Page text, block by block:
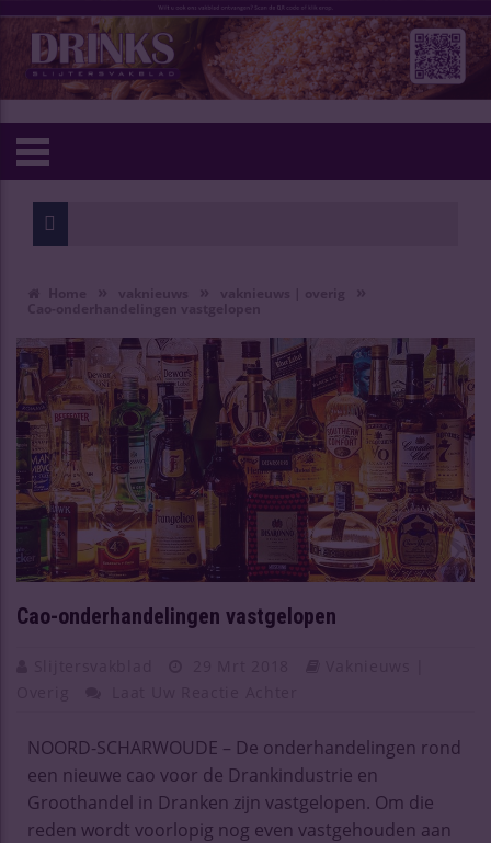
Cao-onderhandelingen vastgelopen
NOORD-SCHARWOUDE – De onderhandelingen rond
een nieuwe cao voor de Drankindustrie en
Groothandel in Dranken zijn vastgelopen. Om die
reden wordt voorlopig nog even vastgehouden aan